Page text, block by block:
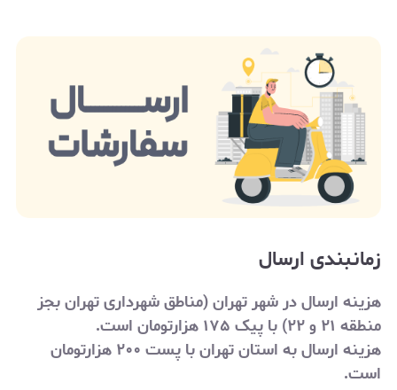
زمانبندی ارسال
هزینه ارسال در شهر تهران (مناطق شهرداری تهران بجز
منطقه ۲۱ و ۲۲) با پیک ۱۷۵ هزارتومان است.
هزینه ارسال به استان تهران با پست ۲۰۰ هزارتومان
است.